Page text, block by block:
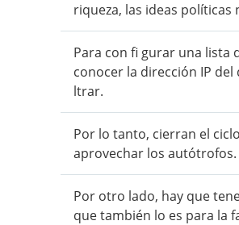
riqueza, las ideas políticas
Para con fi gurar una lista
conocer la dirección IP
ltrar.
Por lo tanto, cierran el
aprovechar los autótrofos.
Por otro lado, hay que
que también lo es para la